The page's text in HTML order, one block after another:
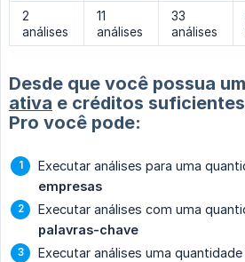
2
análises
11
análises
33
análises
Desde que você possua
ativa e créditos
Pro você pode:
Executar análises para uma
empresas
Executar análises com uma
palavras-chave
Executar análises uma quantidade